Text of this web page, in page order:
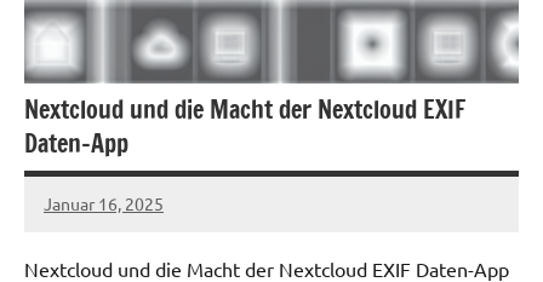
Nextcloud und die Macht der Nextcloud EXIF
Daten-App
Januar 16, 2025
admin
Nextcloud und die Macht der Nextcloud EXIF Daten-App